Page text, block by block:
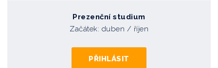
Strategický marketing
Prezenční studium
Začátek: duben / říjen
PŘIHLÁSIT